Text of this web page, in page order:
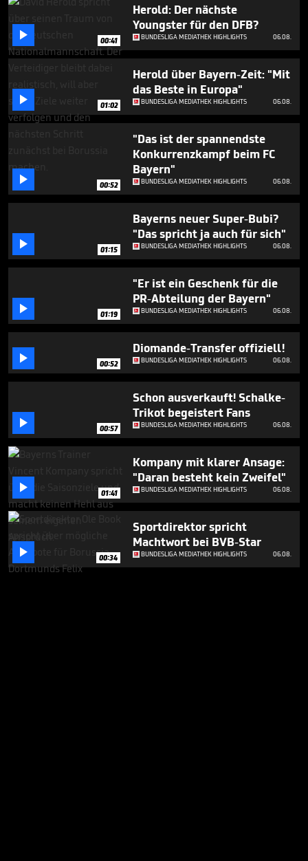
2
seconds
 00:41
Herold: Der nächste
Youngster für den DFB?
BUNDESLIGA MEDIATHEK HIGHLIGHTS 06.08.
 01:02
Herold über Bayern-Zeit: "Mit
das Beste in Europa"
BUNDESLIGA MEDIATHEK HIGHLIGHTS 06.08.
 00:52
"Das ist der spannendste
Konkurrenzkampf beim FC
Bayern"
BUNDESLIGA MEDIATHEK HIGHLIGHTS 06.08.
 01:15
Bayerns neuer Super-Bubi?
"Das spricht ja auch für sich"
BUNDESLIGA MEDIATHEK HIGHLIGHTS 06.08.
 01:19
"Er ist ein Geschenk für die
PR-Abteilung der Bayern"
BUNDESLIGA MEDIATHEK HIGHLIGHTS 06.08.
 00:52
Diomande-Transfer offiziell!
BUNDESLIGA MEDIATHEK HIGHLIGHTS 06.08.
 00:57
Schon ausverkauft! Schalke-
Trikot begeistert Fans
BUNDESLIGA MEDIATHEK HIGHLIGHTS 06.08.
 01:41
Kompany mit klarer Ansage:
"Daran besteht kein Zweifel"
BUNDESLIGA MEDIATHEK HIGHLIGHTS 06.08.
 00:34
Sportdirektor spricht
Machtwort bei BVB-Star
BUNDESLIGA MEDIATHEK HIGHLIGHTS 06.08.